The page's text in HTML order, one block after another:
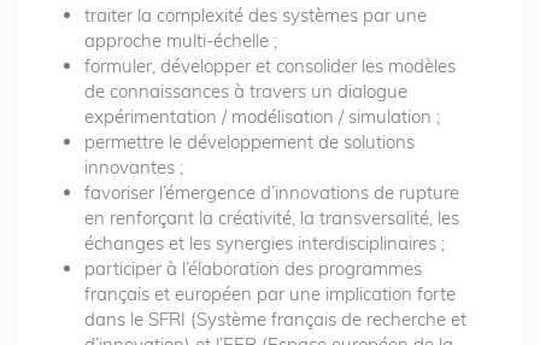
traiter la complexité des systèmes par une
approche multi-échelle ;
formuler, développer et consolider les modèles
de connaissances à travers un dialogue
expérimentation / modélisation / simulation ;
permettre le développement de solutions
innovantes ;
favoriser l’émergence d’innovations de rupture
en renforçant la créativité, la transversalité, les
échanges et les synergies interdisciplinaires ;
participer à l’élaboration des programmes
français et européen par une implication forte
dans le SFRI (Système français de recherche et